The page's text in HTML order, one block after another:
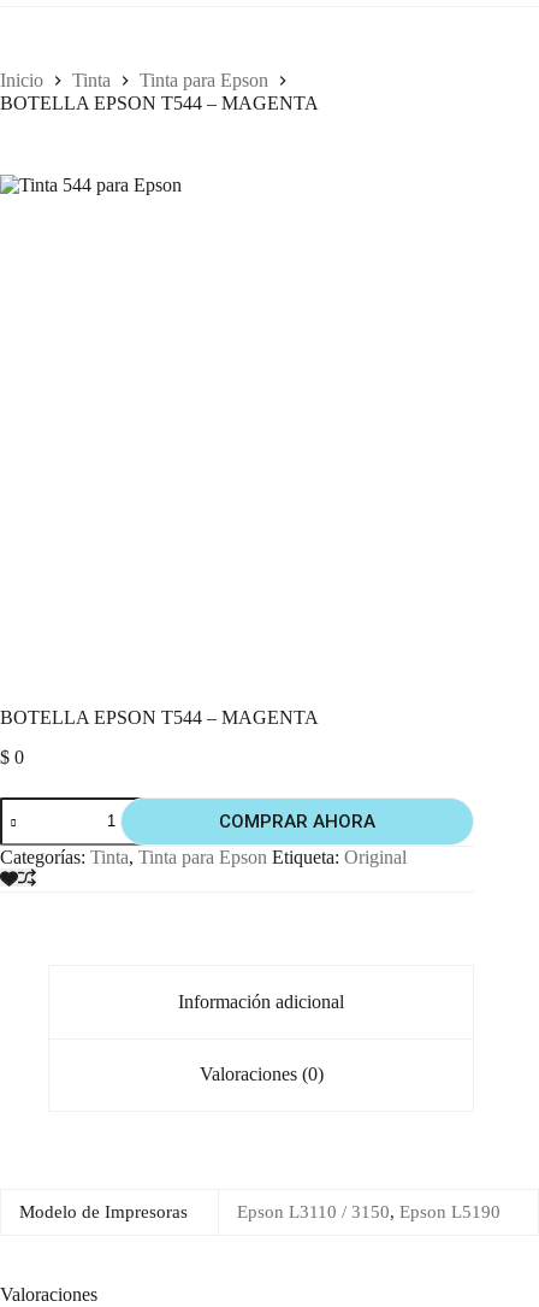
Inicio Tinta
Tinta para Epson
BOTELLA EPSON T544 – MAGENTA
BOTELLA EPSON T544 – MAGENTA
$ 0
COMPRAR AHORA
Categorías: Tinta, Tinta para Epson Etiqueta: Original
Información adicional
Valoraciones (0)
Modelo de Impresoras Epson L3110 / 3150, Epson L5190
Valoraciones